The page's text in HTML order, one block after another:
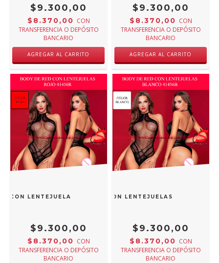
$9.300,00
$8.370,00 CON
TRANSFERENCIA O DEPÓSITO
BANCARIO
AGREGAR AL CARRITO
$9.300,00
$8.370,00 CON
TRANSFERENCIA O DEPÓSITO
BANCARIO
AGREGAR AL CARRITO
CON LENTEJUELAS ROJO 41456R
$9.300,00
$8.370,00 CON
TRANSFERENCIA O DEPÓSITO
BANCARIO
BODY DE RED CON LENTEJUELAS BLANCO
$9.300,00
$8.370,00 CON
TRANSFERENCIA O DEPÓSITO
BANCARIO